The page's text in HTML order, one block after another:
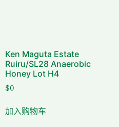
Ken Maguta Estate
Ruiru/SL28 Anaerobic
Honey Lot H4
$0
加入购物车